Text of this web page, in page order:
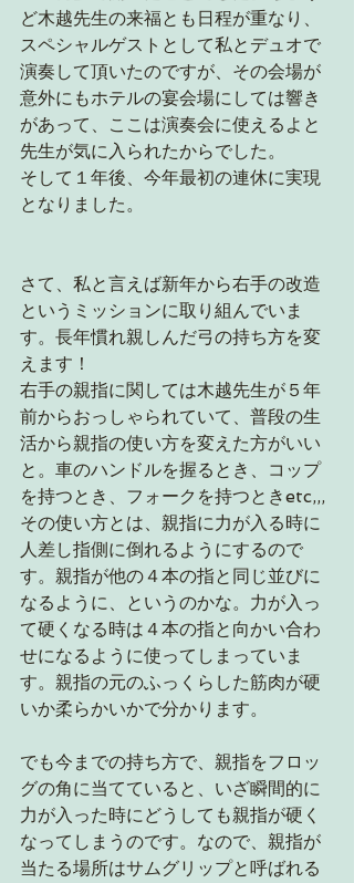
ど木越先生の来福とも日程が重なり、
スペシャルゲストとして私とデュオで
演奏して頂いたのですが、その会場が
意外にもホテルの宴会場にしては響き
があって、ここは演奏会に使えるよと
先生が気に入られたからでした。
そして１年後、今年最初の連休に実現
となりました。
さて、私と言えば新年から右手の改造
というミッションに取り組んでいま
す。長年慣れ親しんだ弓の持ち方を変
えます！
右手の親指に関しては木越先生が５年
前からおっしゃられていて、普段の生
活から親指の使い方を変えた方がいい
と。車のハンドルを握るとき、コップ
を持つとき、フォークを持つときetc,,,
その使い方とは、親指に力が入る時に
人差し指側に倒れるようにするので
す。親指が他の４本の指と同じ並びに
なるように、というのかな。力が入っ
て硬くなる時は４本の指と向かい合わ
せになるように使ってしまっていま
す。親指の元のふっくらした筋肉が硬
いか柔らかいかで分かります。
でも今までの持ち方で、親指をフロッ
グの角に当てていると、いざ瞬間的に
力が入った時にどうしても親指が硬く
なってしまうのです。なので、親指が
当たる場所はサムグリップと呼ばれる